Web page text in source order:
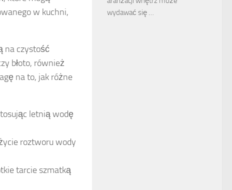
w kuchni,
na czystość
błoto, również
na to, jak różne
letnią wodę
roztworu wody
tarcie szmatką
wydawać się …